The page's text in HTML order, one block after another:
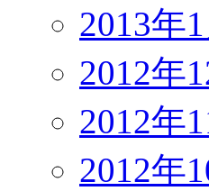
2013年1
2012年
2012年
2012年